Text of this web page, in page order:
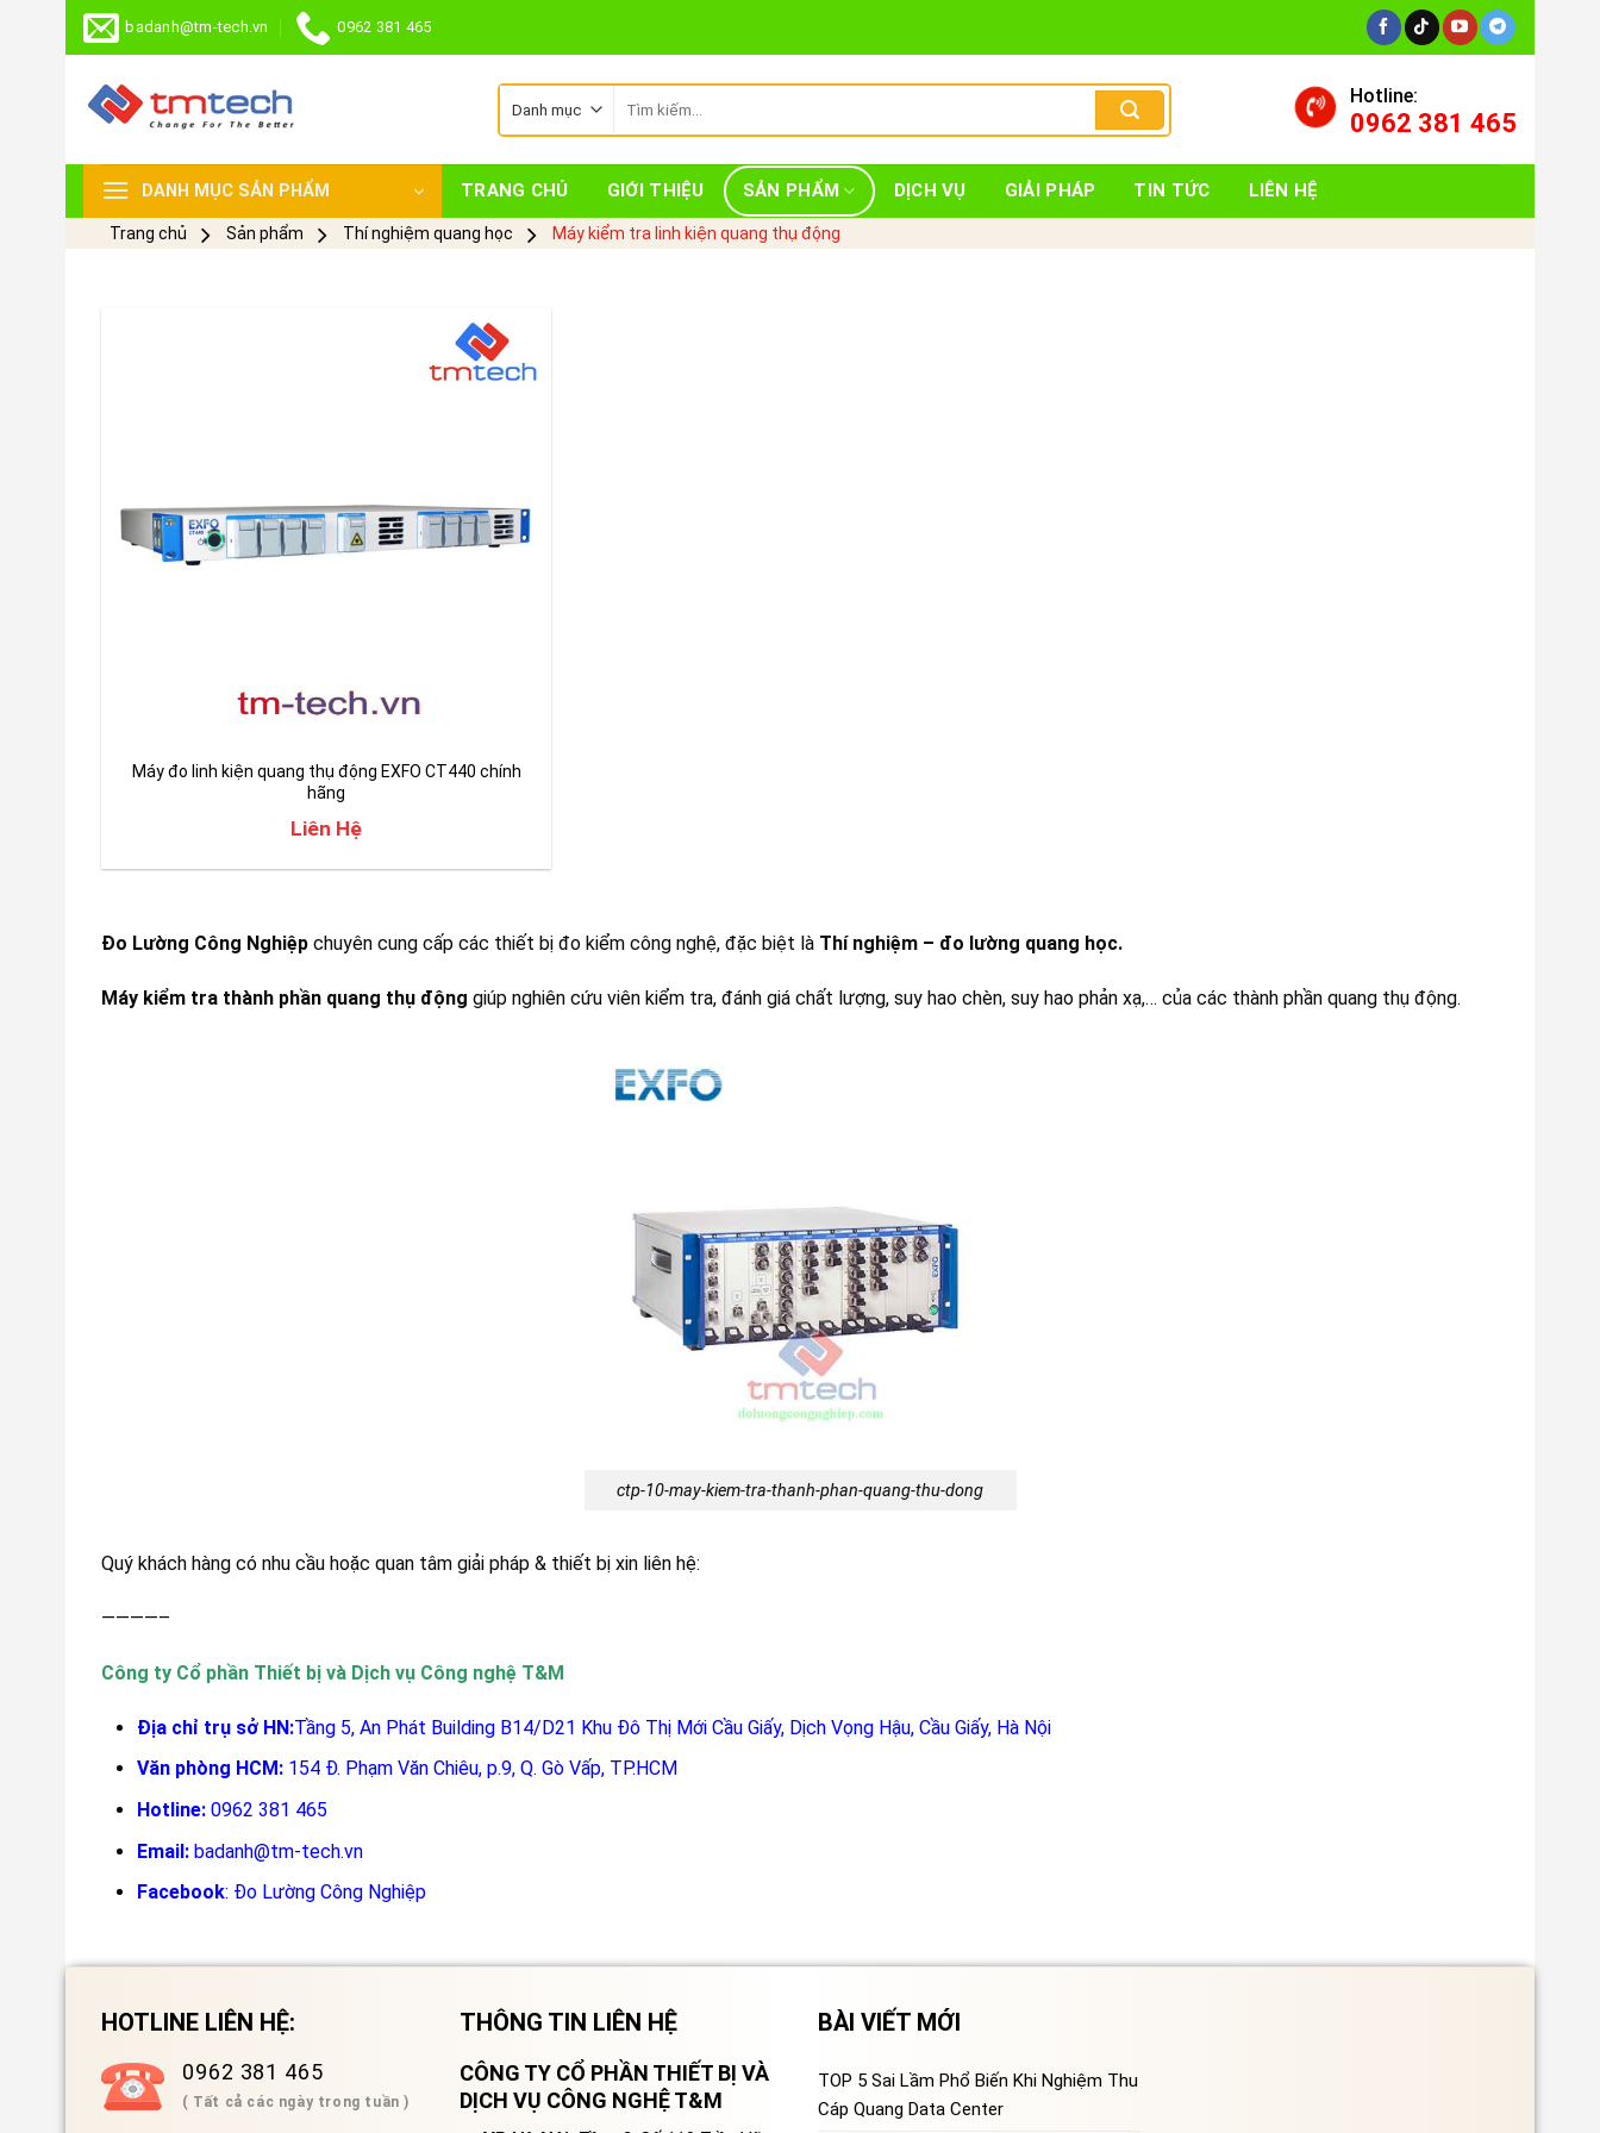
Skip
badanh@tm-tech.vn 0962 381 465
kiếm:
Hotline:
0962 381 465
DANH MỤC SẢN PHẨM TRANG CHỦ GIỚI THIỆU SẢN PHẨM DỊCH VỤ GIẢI PHÁP TIN TỨC LIÊN HỆ
Trang chủ Sản phẩm Thí nghiệm quang học Máy kiểm tra linh kiện quang thụ động
Đo Lường Công Nghiệp chuyên cung cấp các thiết bị đo kiểm công nghệ, đặc biệt là Thí nghiệm – đo lường quang học.
Máy kiểm tra thành phần quang thụ động giúp nghiên cứu viên kiểm tra, đánh giá chất lượng, suy hao chèn, suy hao phản xạ,… của các thành phần quang thụ động.
ctp-10-may-kiem-tra-thanh-phan-quang-thu-dong
Quý khách hàng có nhu cầu hoặc quan tâm giải pháp & thiết bị xin liên hệ:
————–
Công ty Cổ phần Thiết bị và Dịch vụ Công nghệ T&M
Địa chỉ trụ sở HN:Tầng 5, An Phát Building B14/D21 Khu Đô Thị Mới Cầu Giấy, Dịch Vọng Hậu, Cầu Giấy, Hà Nội
Văn phòng HCM: 154 Đ. Phạm Văn Chiêu, p.9, Q. Gò Vấp, TP.HCM
Hotline: 0962 381 465
Email: badanh@tm-tech.vn
Facebook: Đo Lường Công Nghiệp
Máy đo linh kiện quang thụ động EXFO CT440 chính
hãng
Liên Hệ
HOTLINE LIÊN HỆ:
0962 381 465
( Tất cả các ngày trong tuần )
THÔNG TIN LIÊN HỆ
CÔNG TY CỔ PHẦN THIẾT BỊ VÀ
DỊCH VỤ CÔNG NGHỆ T&M
BÀI VIẾT MỚI
TOP 5 Sai Lầm Phổ Biến Khi Nghiệm Thu
Cáp Quang Data Center